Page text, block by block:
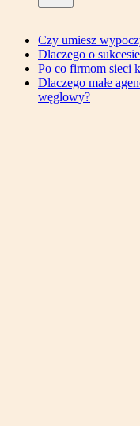
Czy umiesz
Dlaczego o
Po co firmom sieci
Dlaczego małe
węglowy?